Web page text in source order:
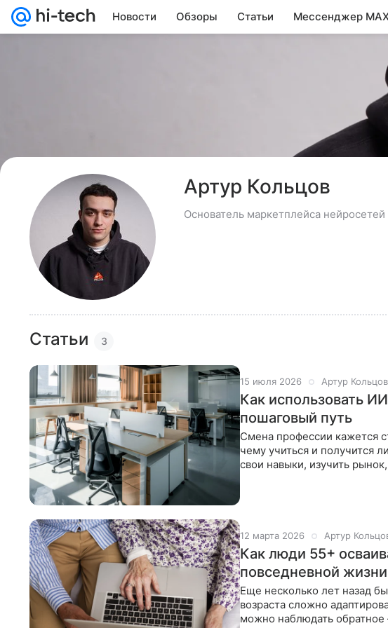
Новости Обзоры Статьи Мессенджер
Артур Кольцов
Основатель маркетплейса нейросетей
Статьи 3
15 июля 2026 Артур Кольцов
Как использовать
пошаговый путь
Смена профессии кажется
чему учиться и получится
свои навыки, изучить
12 марта 2026 Артур
Как люди 55+
повседневной жизни
Еще несколько лет назад
возраста сложно
можно наблюдать обратное